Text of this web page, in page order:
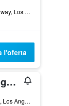
929 South Broadway, Los Angeles, CA, Estats Units
l'oferta
Hotel Indigo Los Angeles Downtown By IHG
899 Francisco St, Los Angeles, CA, Estats Units